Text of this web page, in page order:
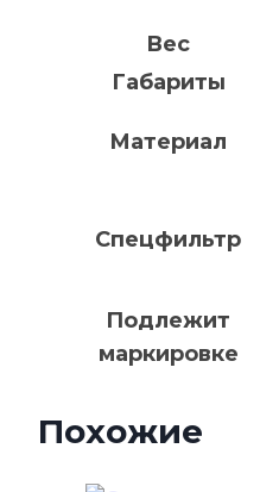
Вес
Габариты
Материал
Спецфильтр
Подлежит
маркировке
Похожие